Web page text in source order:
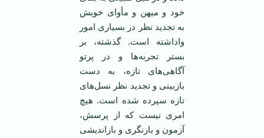
خود و میهن و مأوای خویش
به تجدید نظر در بسیاری امور
واداشته است. گذشته، بر
بستر تجربه‌ها و در پرتو
آگاهی‌های تازه، به دست
بازبینی و تجدید نظر نسل‌های
تازه سپرده شده است. هیچ
امری نیست که از پرسش،
آزمون و بازنگری و بازاندیشی‌